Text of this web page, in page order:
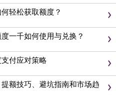
轻松获取额度？
一千如何使用与兑换？
付应对策略
额技巧、避坑指南和市场趋